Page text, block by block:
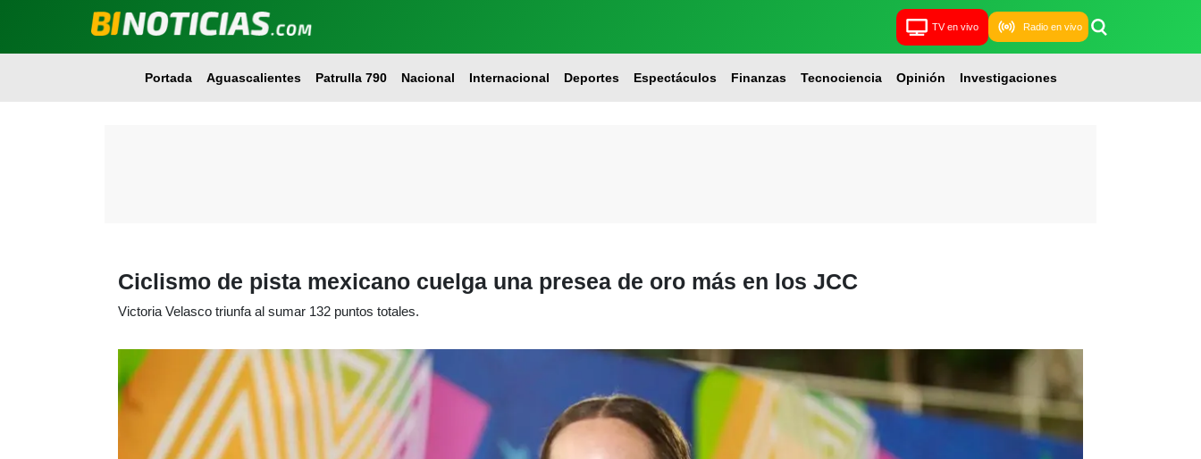
TV en vivo Radio en vivo
Portada Aguascalientes Patrulla 790 Nacional Internacional Deportes Espectáculos Finanzas Tecnociencia Opinión Investigaciones
Ciclismo de pista mexicano cuelga una presea de oro más en los JCC
Victoria Velasco triunfa al sumar 132 puntos totales.